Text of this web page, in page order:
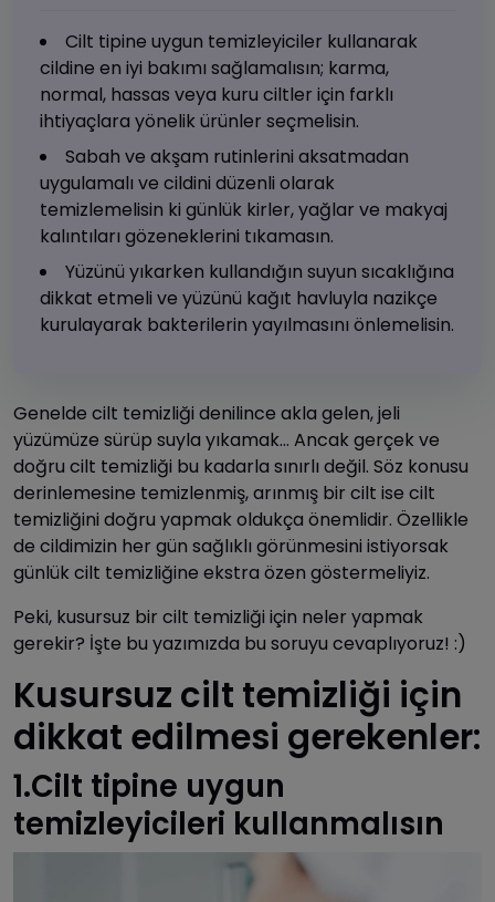
Cilt tipine uygun temizleyiciler kullanarak
cildine en iyi bakımı sağlamalısın; karma,
normal, hassas veya kuru ciltler için farklı
ihtiyaçlara yönelik ürünler seçmelisin.
Sabah ve akşam rutinlerini aksatmadan
uygulamalı ve cildini düzenli olarak
temizlemelisin ki günlük kirler, yağlar ve makyaj
kalıntıları gözeneklerini tıkamasın.
Yüzünü yıkarken kullandığın suyun sıcaklığına
dikkat etmeli ve yüzünü kağıt havluyla nazikçe
kurulayarak bakterilerin yayılmasını önlemelisin.
Genelde cilt temizliği denilince akla gelen, jeli
yüzümüze sürüp suyla yıkamak… Ancak gerçek ve
doğru cilt temizliği bu kadarla sınırlı değil. Söz konusu
derinlemesine temizlenmiş, arınmış bir cilt ise cilt
temizliğini doğru yapmak oldukça önemlidir. Özellikle
de cildimizin her gün sağlıklı görünmesini istiyorsak
günlük cilt temizliğine ekstra özen göstermeliyiz.
Peki, kusursuz bir cilt temizliği için neler yapmak
gerekir? İşte bu yazımızda bu soruyu cevaplıyoruz! :)
Kusursuz cilt temizliği için
dikkat edilmesi gerekenler:
1.Cilt tipine uygun
temizleyicileri kullanmalısın